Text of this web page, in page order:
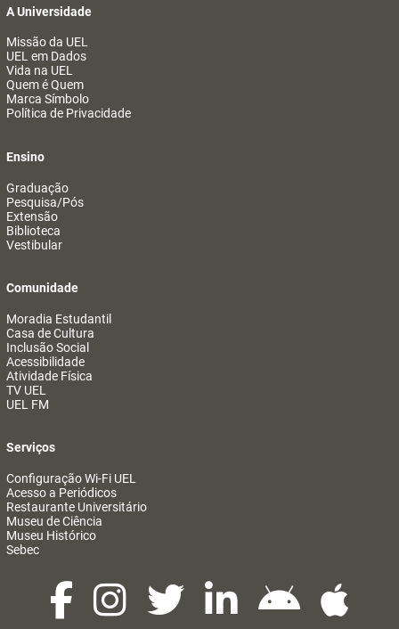
A Universidade
Missão da UEL
UEL em Dados
Vida na UEL
Quem é Quem
Marca Símbolo
Política de Privacidade
Ensino
Graduação
Pesquisa/Pós
Extensão
Biblioteca
Vestibular
Comunidade
Moradia Estudantil
Casa de Cultura
Inclusão Social
Acessibilidade
Atividade Física
TV UEL
UEL FM
Serviços
Configuração Wi-Fi UEL
Acesso a Periódicos
Restaurante Universitário
Museu de Ciência
Museu Histórico
Sebec